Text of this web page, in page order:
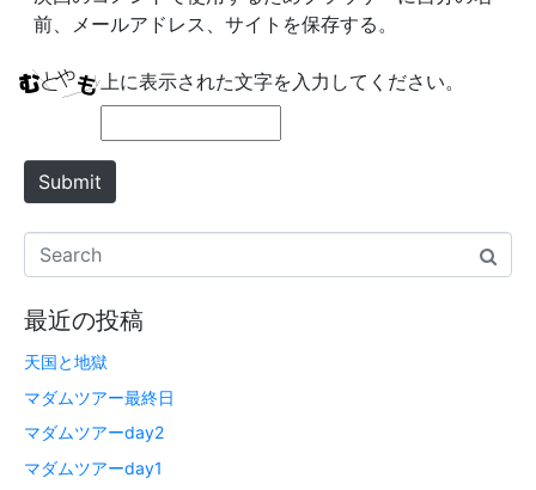
e
前、メールアドレス、サイトを保存する。
上に表示された文字を入力してください。
Submit
最近の投稿
天国と地獄
マダムツアー最終日
マダムツアーday2
マダムツアーday1